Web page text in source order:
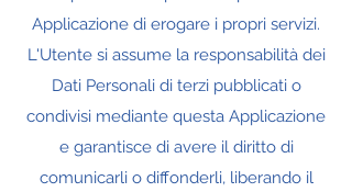
Applicazione di erogare i propri servizi.
L'Utente si assume la responsabilità dei
Dati Personali di terzi pubblicati o
condivisi mediante questa Applicazione
e garantisce di avere il diritto di
comunicarli o diffonderli, liberando il